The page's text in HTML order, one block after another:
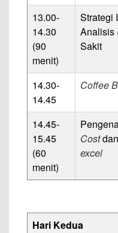
13.00-
14.30
(90
menit)
Strategi
Analisis
Sakit
14.30-
14.45
Coffee
14.45-
15.45
(60
menit)
Cost
excel
Hari Kedua